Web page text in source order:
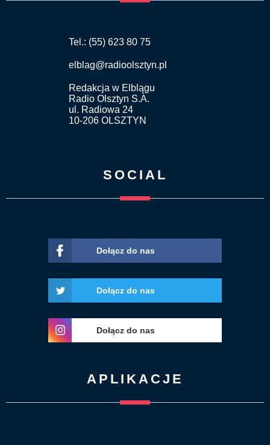
Tel.: (55) 623 80 75
elblag@radioolsztyn.pl
Redakcja w Elblągu
Radio Olsztyn S.A.
ul. Radiowa 24
10-206 OLSZTYN
SOCIAL
Dołącz do nas
Dołącz do nas
Dołącz do nas
APLIKACJE